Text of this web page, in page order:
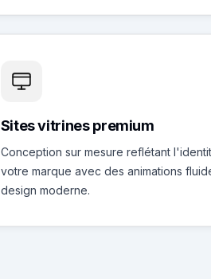
Sites vitrines premium
Conception sur mesure reflétant
votre marque avec des animations
design moderne.